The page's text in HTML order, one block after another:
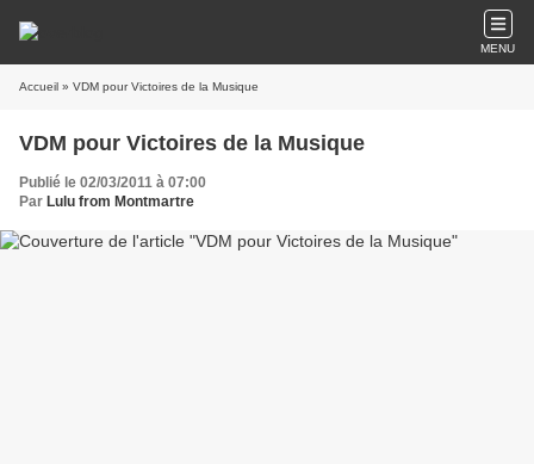
MENU
Accueil » VDM pour Victoires de la Musique
VDM pour Victoires de la Musique
Publié le 02/03/2011 à 07:00
Par Lulu from Montmartre